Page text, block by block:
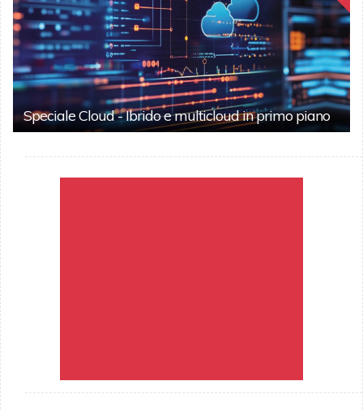
Speciale Cloud - Ibrido e multicloud in primo piano